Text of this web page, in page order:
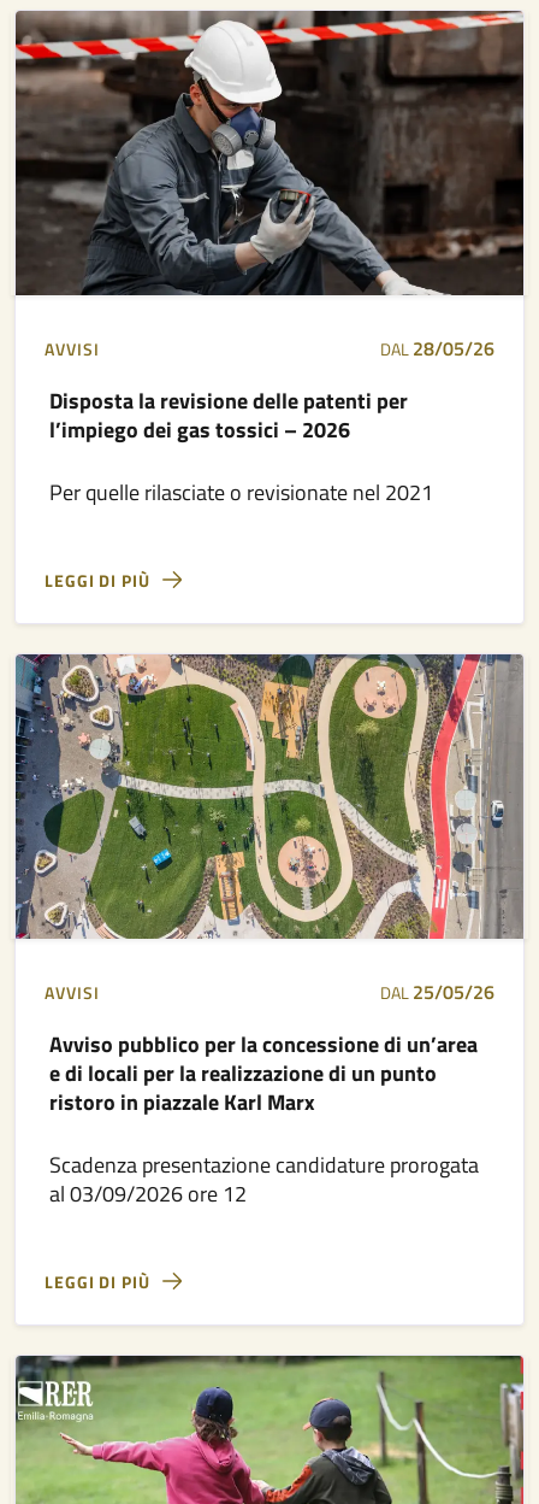
AVVISI DAL28/05/26
Disposta la revisione delle patenti per
l’impiego dei gas tossici – 2026
Per quelle rilasciate o revisionate nel 2021
LEGGI DI PIÙ
AVVISI DAL25/05/26
Avviso pubblico per la concessione di un’area
e di locali per la realizzazione di un punto
ristoro in piazzale Karl Marx
Scadenza presentazione candidature prorogata
al 03/09/2026 ore 12
LEGGI DI PIÙ